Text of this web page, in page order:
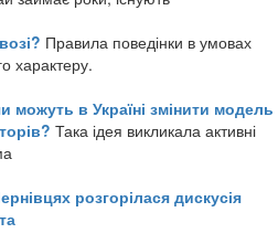
Правила поведінки в умовах
характеру.
можуть в Україні змінити модель
Така ідея викликала активні
розгорілася дискусія